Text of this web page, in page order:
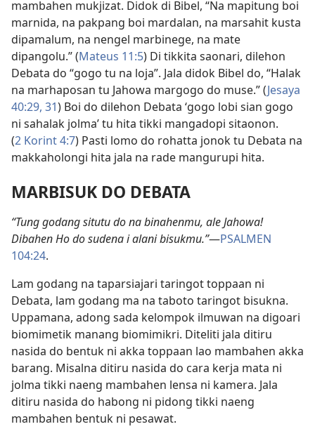
mambahen mukjizat. Didok di Bibel, “Na mapitung boi
marnida, na pakpang boi mardalan, na marsahit kusta
dipamalum, na nengel marbinege, na mate
dipangolu.” (Mateus 11:5) Di tikkita saonari, dilehon
Debata do “gogo tu na loja”. Jala didok Bibel do, “Halak
na marhaposan tu Jahowa margogo do muse.” (Jesaya
40:29, 31) Boi do dilehon Debata ‘gogo lobi sian gogo
ni sahalak jolma’ tu hita tikki mangadopi sitaonon.
(2 Korint 4:7) Pasti lomo do rohatta jonok tu Debata na
makkaholongi hita jala na rade mangurupi hita.
MARBISUK DO DEBATA
“Tung godang situtu do na binahenmu, ale Jahowa!
Dibahen Ho do sudena i alani bisukmu.”—PSALMEN
104:24.
Lam godang na taparsiajari taringot toppaan ni
Debata, lam godang ma na taboto taringot bisukna.
Uppamana, adong sada kelompok ilmuwan na digoari
biomimetik manang biomimikri. Diteliti jala ditiru
nasida do bentuk ni akka toppaan lao mambahen akka
barang. Misalna ditiru nasida do cara kerja mata ni
jolma tikki naeng mambahen lensa ni kamera. Jala
ditiru nasida do habong ni pidong tikki naeng
mambahen bentuk ni pesawat.